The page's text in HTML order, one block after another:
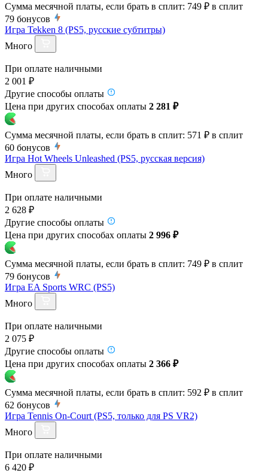
Сумма месячной платы, если брать в сплит: 749 ₽ в сплит
79 бонусов
Игра Tekken 8 (PS5, русские субтитры)
Много
При оплате наличными
2 001 ₽
Другие способы оплаты
Цена при других способах оплаты 2 281 ₽
Сумма месячной платы, если брать в сплит: 571 ₽ в сплит
60 бонусов
Игра Hot Wheels Unleashed (PS5, русская версия)
Много
При оплате наличными
2 628 ₽
Другие способы оплаты
Цена при других способах оплаты 2 996 ₽
Сумма месячной платы, если брать в сплит: 749 ₽ в сплит
79 бонусов
Игра EA Sports WRC (PS5)
Много
При оплате наличными
2 075 ₽
Другие способы оплаты
Цена при других способах оплаты 2 366 ₽
Сумма месячной платы, если брать в сплит: 592 ₽ в сплит
62 бонусов
Игра Tennis On-Court (PS5, только для PS VR2)
Много
При оплате наличными
6 420 ₽